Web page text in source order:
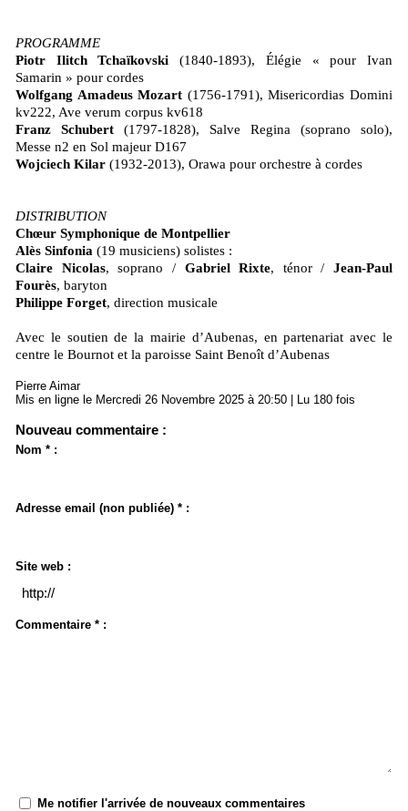
PROGRAMME
Piotr Ilitch Tchaïkovski(1840-1893), Élégie « pour Ivan
Samarin » pour cordes
Wolfgang Amadeus Mozart (1756-1791), Misericordias Domini
kv222, Ave verum corpus kv618
Franz Schubert (1797-1828), Salve Regina (soprano solo),
Messe n2 en Sol majeur D167
Wojciech Kilar (1932-2013), Orawa pour orchestre à cordes
DISTRIBUTION
Chœur Symphonique de Montpellier
Alès Sinfonia (19 musiciens) solistes :
Claire Nicolas, soprano / Gabriel Rixte, ténor / Jean-Paul
Fourès, baryton
Philippe Forget, direction musicale
Avec le soutien de la mairie d’Aubenas, en partenariat avec le
centre le Bournot et la paroisse Saint Benoît d’Aubenas
Pierre Aimar
Mis en ligne le Mercredi 26 Novembre 2025 à 20:50 | Lu 180 fois
Nouveau commentaire :
Nom * :
Adresse email (non publiée) * :
Site web :
Commentaire * :
Me notifier l'arrivée de nouveaux commentaires